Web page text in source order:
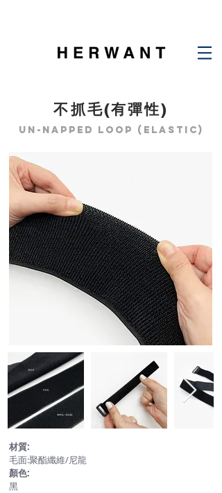
不抓毛(有彈性)
UN-NAPPED LOOP (ELASTIC)
材質:
毛面:聚酯纖維/尼龍
顏色:
黑